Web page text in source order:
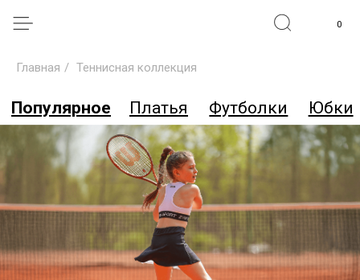
Главная / Теннисная коллекция
Популярное Футболки